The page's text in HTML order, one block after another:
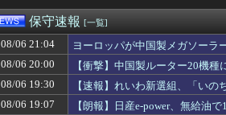
#韓国記事翻訳 『グラミーに見せつけたワー
保守速報 [一覧]
08/06 21:04
ヨーロッパが中国製メガソーラ
08/06 20:00
【衝撃】中国製ルーター20機
08/06 19:30
【速報】れいわ新選組、「い
08/06 19:07
【朗報】日産e-power、無給油